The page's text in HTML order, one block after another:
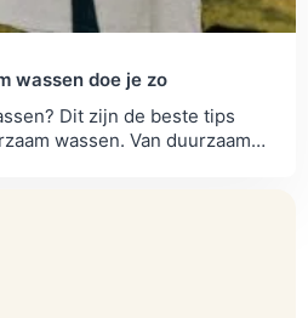
wassen doe je zo
Dit zijn de beste tips
wassen. Van duurzaam